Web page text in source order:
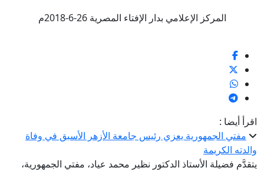
المركز الإعلامي بدار الإفتاء المصرية 26-6-2018م
اقرأ أيضا :
مفتي الجمهورية يعزي رئيس جامعة الأزهر الأسبق في وفاة
والدته الكريمة
يتقدَّم فضيلة الأستاذ الدكتور نظير محمد عياد، مفتي الجمهورية،